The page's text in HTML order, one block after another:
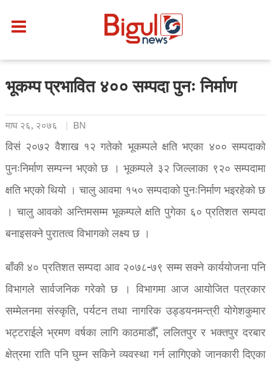
भूकम्प प्रभावित ४०० सम्पदा पुनः निर्माण
माघ २६, २०७६ BN
विसं २०७२ वैशाख १२ गतेको भूकम्पले क्षति भएका ४०० सम्पदाको
पुनःनिर्माण सम्पन्न भएको छ । भूकम्पले ३२ जिल्लाका ९२० सम्पदामा
क्षति भएको थियो । चालु आवमा १५० सम्पदाको पुनःनिर्माण भइरहेको छ
। चालु आवको अन्तिमसम्म भूकम्पले क्षति पुगेका ६० प्रतिशत सम्पदा
बनाइसक्ने पुरातत्व विभागको लक्ष्य छ ।
बाँकी ४० प्रतिशत सम्पदा आव २०७८-७९ सम्म सक्ने कार्ययोजना पनि
विभागले सार्वजनिक गरेको छ । विभागमा आज आयोजित पत्रकार
सम्मेलनमा संस्कृति, पर्यटन तथा नागरिक उड्डयनमन्त्री योगेशकुमार
भट्टराईले भ्रमण वर्षका लागि काठमाडौँ, ललितपुर र भक्तपुर दरबार
क्षेत्रमा राति पनि घुम्न सकिने व्यवस्था गर्न लागिएको जानकारी दिएका